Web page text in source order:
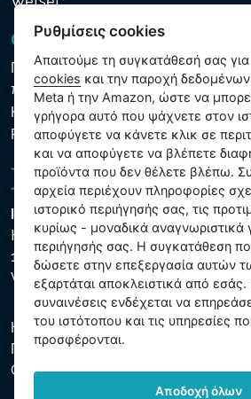
GDPR και Cookies
Πολιτική προστασίας προσωπικών
που υποβάλλονται σε επεξεργασία
Κανόνες χρήσης των αρχείων cookie
Ρυθμίσεις cookies
Intex Trading, s.r.o.
Hradecká 2526/3
130 00 Praha 3
Vinohrady - Česká republika
Η εταιρεία είναι εγγεγραμμένη στο
Πράγας, μέρος C, αύξ. αριθ. 74759.
CZ26150808.
Ρυθμίσεις cookies
Απαιτούμε τη συγκατάθεσή σας
cookies και την παροχή
Meta ή την Amazon, ώστε να
γρήγορα αυτό που ψάχνετε στον
αποφύγετε να κάνετε κλικ σε
και να αποφύγετε να βλέπετε
προϊόντα που δεν θέλετε βλέπω.
αρχεία περιέχουν πληροφορίες
ιστορικό περιήγησής σας, τις
κυρίως - μοναδικά αναγνωριστικά
περιήγησής σας. Η συγκατάθεση
δώσετε στην επεξεργασία αυτών
εξαρτάται αποκλειστικά από
συναινέσεις ενδέχεται να
του ιστότοπου και τις υπηρεσίες
προσφέρονται.
Αποδοχή όλων